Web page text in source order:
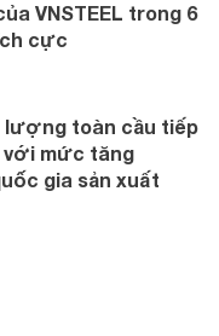
VNSTEEL trong 6
cực
lượng toàn cầu tiếp
với mức tăng
gia sản xuất